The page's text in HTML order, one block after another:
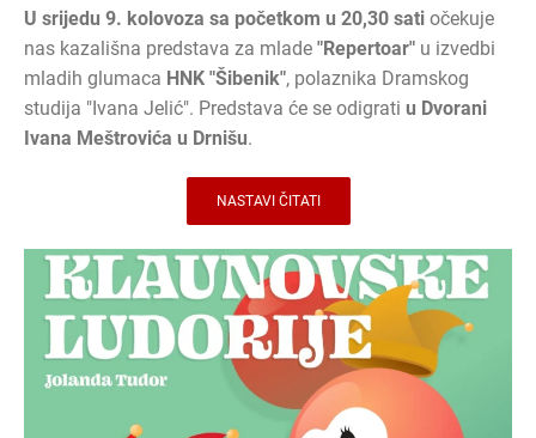
U srijedu 9. kolovoza sa početkom u 20,30 sati očekuje
nas kazališna predstava za mlade "Repertoar" u izvedbi
mladih glumaca HNK "Šibenik", polaznika Dramskog
studija "Ivana Jelić". Predstava će se odigrati u Dvorani
Ivana Meštrovića u Drnišu.
NASTAVI ČITATI